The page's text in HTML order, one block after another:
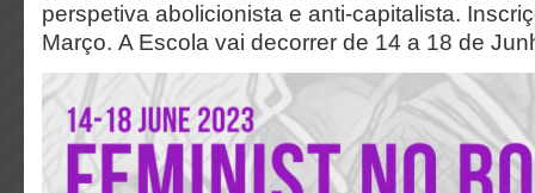
perspetiva abolicionista e anti-capitalista.
Março. A Escola vai decorrer de 14 a 18 de